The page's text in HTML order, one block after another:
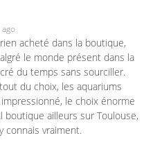
rien acheté dans la boutique,
le monde présent dans la
du temps sans sourciller.
du choix, les aquariums
le choix énorme
boutique ailleurs sur Toulouse,
connais vraiment.